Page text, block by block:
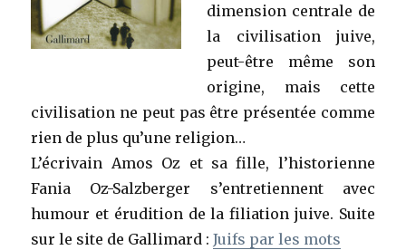
dimension centrale de
la civilisation juive,
peut-être même son
origine, mais cette
civilisation ne peut pas être présentée comme
rien de plus qu’une religion…
L’écrivain Amos Oz et sa fille, l’historienne
Fania Oz-Salzberger s’entretiennent avec
humour et érudition de la filiation juive. Suite
sur le site de Gallimard :Juifs par les mots